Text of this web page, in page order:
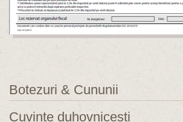
Botezuri & Cununii
Cuvinte duhovnicești